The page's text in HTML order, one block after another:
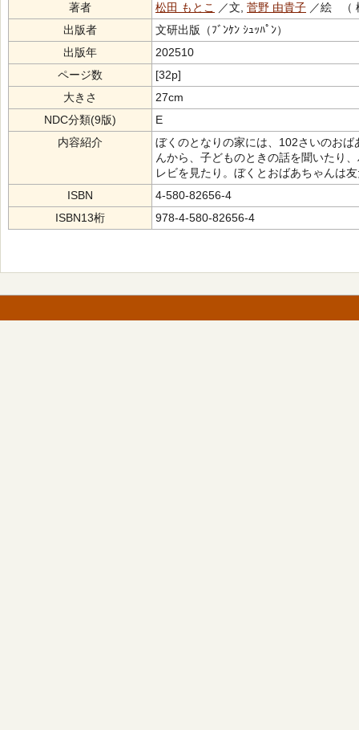
著者
松田 もとこ ／文, 菅野 由貴子 ／絵 （
出版者
文研出版（ﾌﾞﾝｹﾝ ｼｭｯﾊﾟﾝ）
出版年
202510
ページ数
[32p]
大きさ
27cm
NDC分類(9版)
E
内容紹介
ぼくのとなりの家には、102さいのお
んから、子どものときの話を聞いたり
レビを見たり。ぼくとおばあちゃんは
ISBN
4-580-82656-4
ISBN13桁
978-4-580-82656-4